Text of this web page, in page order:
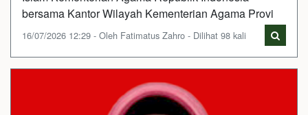
bersama Kantor Wilayah Kementerian Agama Provi
16/07/2026 12:29 - Oleh Fatimatus Zahro - Dilihat 98 kali